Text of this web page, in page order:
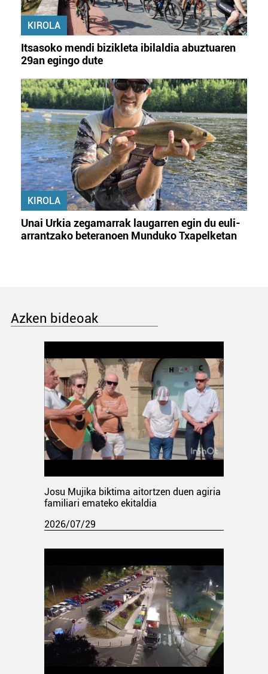
KIROLA
Itsasoko mendi bizikleta ibilaldia abuztuaren
29an egingo dute
KIROLA
Unai Urkia zegamarrak laugarren egin du euli-
arrantzako beteranoen Munduko Txapelketan
Azken bideoak
Josu Mujika biktima aitortzen duen agiria
familiari emateko ekitaldia
2026/07/29